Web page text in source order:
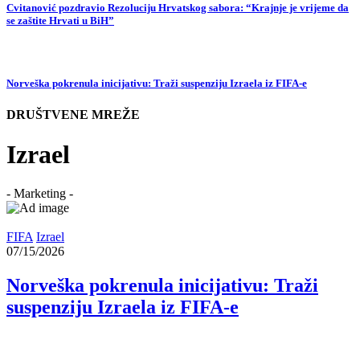
Cvitanović pozdravio Rezoluciju Hrvatskog sabora: “Krajnje je vrijeme da
se zaštite Hrvati u BiH”
Norveška pokrenula inicijativu: Traži suspenziju Izraela iz FIFA-e
DRUŠTVENE MREŽE
Izrael
- Marketing -
FIFA Izrael
07/15/2026
Norveška pokrenula inicijativu: Traži
suspenziju Izraela iz FIFA-e